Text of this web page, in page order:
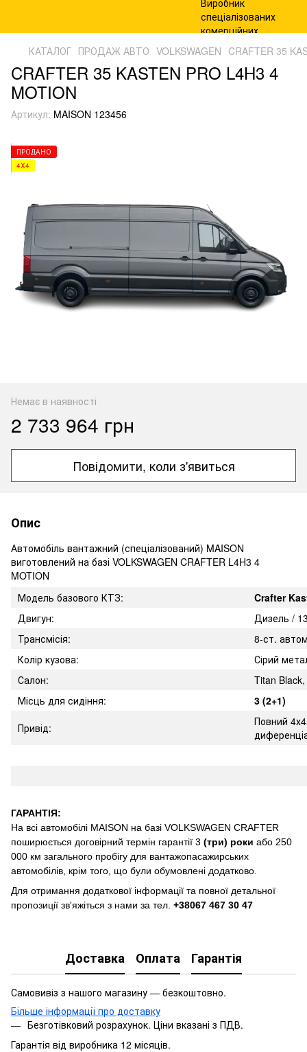
КАТАЛОГ ПРОДАЖ АВТО VOLKSWAGEN CRAFTER 35
CRAFTER 35 KASTEN PRO L4H3 4
MOTION
Артикул: MAISON 123456
ПРОДАНО
4X4
Немає в наявності
2 733 964 грн
Повідомити, коли з'явиться
Опис
Автомобіль вантажний (спеціалізований) MAISON
виготовлений на базі VOLKSWAGEN CRAFTER L4H3 4
MOTION
Модель базового КТЗ:
Crafter
Двигун:
Дизель /
Трансмісія:
8-ст.
Колір кузова:
Сірий
Салон:
Titan
Місць для сидіння:
3 (2+1)
Привід:
Повний
ГАРАНТІЯ:
На всі автомобілі MAISON на базі VOLKSWAGEN CRAFTER
поширюється договірний термін гарантії 3 (три) роки або 250
000 км загального пробігу для вантажопасажирських
автомобілів, крім того, що були обумовлені додатково.
Для отримання додаткової інформації та повної детальної
пропозиції зв'яжіться з нами за тел. +38067 467 30 47
Доставка Оплата Гарантія
Самовивіз з нашого магазину — безкоштовно.
Більше інформації про доставку
Безготівковий розрахунок. Ціни вказані з ПДВ.
Гарантія від виробника 12 місяців.